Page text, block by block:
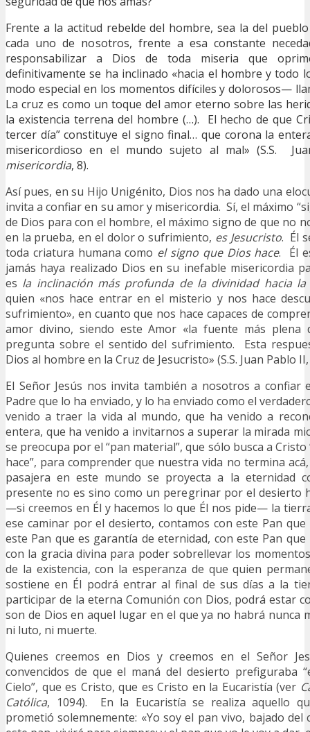
Frente a la actitud rebelde del hombre, sea la del
cada uno de nosotros, frente a esa constante
responsabilizar a Dios de toda miseria que
definitivamente se ha inclinado «hacia el hombre y todo
modo especial en los momentos difíciles y dolorosos—
La cruz es como un toque del amor eterno sobre las
la existencia terrena del hombre (…). El hecho de que
tercer día” constituye el signo final… que corona la
misericordioso en el mundo sujeto al mal» (S.S.
misericordia, 8).
Así pues, en su Hijo Unigénito, Dios nos ha dado una
invita a confiar en su amor y misericordia. Sí, el máximo
de Dios para con el hombre, el máximo signo de que no
en la prueba, en el dolor o sufrimiento, es Jesucristo. Él
toda criatura humana como el signo que Dios hace. Él
jamás haya realizado Dios en su inefable misericordia
es la inclinación más profunda de la divinidad hacia la
quien «nos hace entrar en el misterio y nos hace
sufrimiento», en cuanto que nos hace capaces de
amor divino, siendo este Amor «la fuente más plena
pregunta sobre el sentido del sufrimiento. Esta
Dios al hombre en la Cruz de Jesucristo» (S.S. Juan Pablo
El Señor Jesús nos invita también a nosotros a confiar
Padre que lo ha enviado, y lo ha enviado como el
venido a traer la vida al mundo, que ha venido a
entera, que ha venido a invitarnos a superar la mirada
se preocupa por el “pan material”, que sólo busca a
hace”, para comprender que nuestra vida no termina
pasajera en este mundo se proyecta a la eternidad
presente no es sino como un peregrinar por el desierto
—si creemos en Él y hacemos lo que Él nos pide— la
ese caminar por el desierto, contamos con este Pan
este Pan que es garantía de eternidad, con este Pan
con la gracia divina para poder sobrellevar los
de la existencia, con la esperanza de que quien
sostiene en Él podrá entrar al final de sus días a la
participar de la eterna Comunión con Dios, podrá estar
son de Dios en aquel lugar en el que ya no habrá nunca
ni luto, ni muerte.
Quienes creemos en Dios y creemos en el Señor
convencidos de que el maná del desierto prefiguraba
Cielo”, que es Cristo, que es Cristo en la Eucaristía (ver
Católica, 1094). En la Eucaristía se realiza aquello
prometió solemnemente: «Yo soy el pan vivo, bajado del